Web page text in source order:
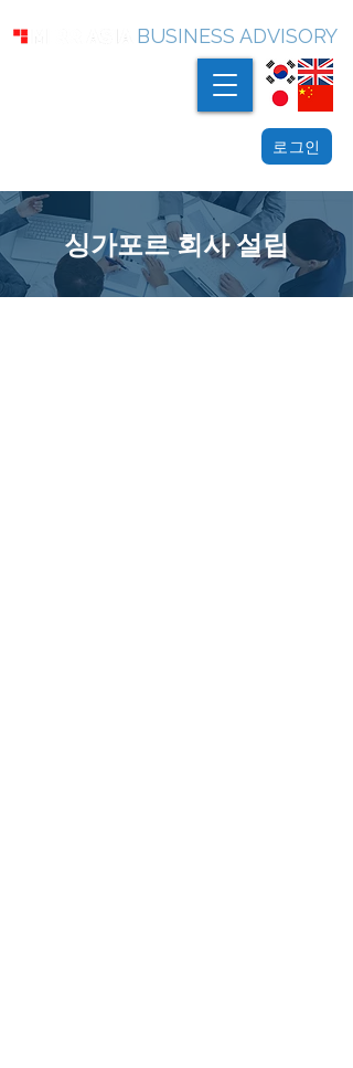
BUSINESS ADVISORY
로그인
싱가포르 회사 설립